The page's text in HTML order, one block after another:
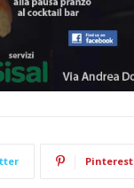
Pinterest